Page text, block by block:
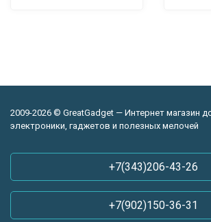
2009-2026 © GreatGadget — Интернет магазин
электроники, гаджетов и полезных мелочей
+7(343)206-43-26
+7(902)150-36-31